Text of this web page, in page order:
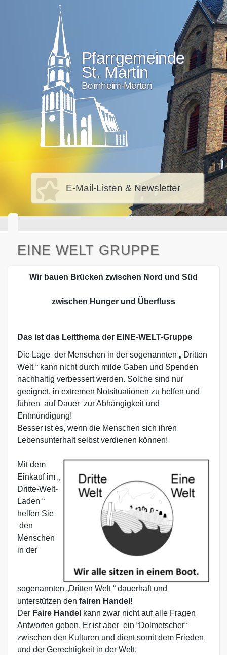
Pfarrgemeinde
St. Martin
Bornheim-Merten
E-Mail-Listen & Newsletter
EINE WELT GRUPPE
Wir bauen Brücken zwischen Nord und Süd
zwischen Hunger und Überfluss
Das ist das Leitthema der EINE-WELT-Gruppe
Die Lage der Menschen in der sogenannten „ Dritten
Welt “ kann nicht durch milde Gaben und Spenden
nachhaltig verbessert werden. Solche sind nur
geeignet, in extremen Notsituationen zu helfen und
führen auf Dauer zur Abhängigkeit und
Entmündigung!
Besser ist es, wenn die Menschen sich ihren
Lebensunterhalt selbst verdienen können!
Mit dem
Einkauf im „
Dritte-Welt-
Laden “
helfen Sie
den
Menschen
in der
sogenannten „Dritten Welt “ dauerhaft und
unterstützen den fairen Handel!
Der Faire Handel kann zwar nicht auf alle Fragen
Antworten geben. Er ist aber ein “Dolmetscher“
zwischen den Kulturen und dient somit dem Frieden
und der Gerechtigkeit in der Welt.